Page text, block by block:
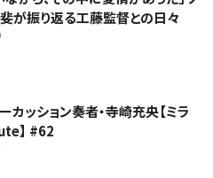
が振り返る工藤監督との日々
カッション奏者・寺崎充央【ミラ
】 #62